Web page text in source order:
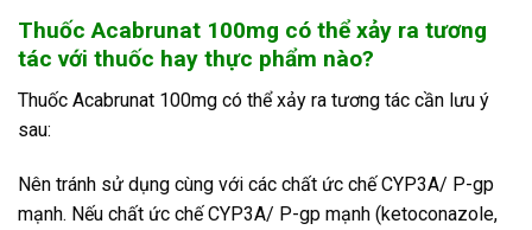
Thuốc Acabrunat 100mg có thể xảy ra tương
tác với thuốc hay thực phẩm nào?
Thuốc Acabrunat 100mg có thể xảy ra tương tác cần lưu ý
sau:
Nên tránh sử dụng cùng với các chất ức chế CYP3A/ P-gp
mạnh. Nếu chất ức chế CYP3A/ P-gp mạnh (ketoconazole,